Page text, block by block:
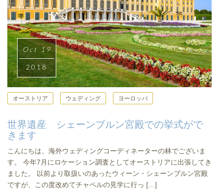
Oct 19
2018
オーストリア ウェディング ヨーロッパ
世界遺産 シェーンブルン宮殿での挙式がで
きます
こんにちは、海外ウェディングコーディネーターの林でございま
す。 今年7月にロケーション調査としてオーストリアに出張してき
ました。 以前より取扱いのあったウィーン・シェーンブルン宮殿
ですが、この度改めてチャペルの見学に行っ […]